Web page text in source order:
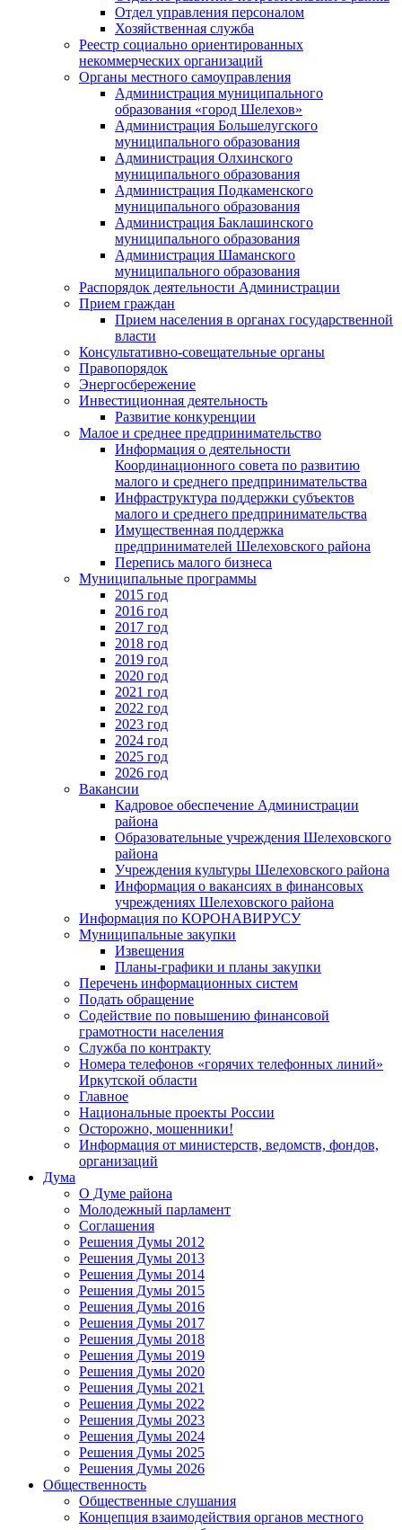
Отдел управления персоналом
Хозяйственная служба
Реестр социально ориентированных
некоммерческих организаций
Органы местного самоуправления
Администрация муниципального
образования «город Шелехов»
Администрация Большелугского
муниципального образования
Администрация Олхинского
муниципального образования
Администрация Подкаменского
муниципального образования
Администрация Баклашинского
муниципального образования
Администрация Шаманского
муниципального образования
Распорядок деятельности Администрации
Прием граждан
Прием населения в органах государственной
власти
Консультативно-совещательные органы
Правопорядок
Энергосбережение
Инвестиционная деятельность
Развитие конкуренции
Малое и среднее предпринимательство
Информация о деятельности
Координационного совета по развитию
малого и среднего предпринимательства
Инфраструктура поддержки субъектов
малого и среднего предпринимательства
Имущественная поддержка
предпринимателей Шелеховского района
Перепись малого бизнеса
Муниципальные программы
2015 год
2016 год
2017 год
2018 год
2019 год
2020 год
2021 год
2022 год
2023 год
2024 год
2025 год
2026 год
Вакансии
Кадровое обеспечение Администрации
района
Образовательные учреждения Шелеховского
района
Учреждения культуры Шелеховского района
Информация о вакансиях в финансовых
учреждениях Шелеховского района
Информация по КОРОНАВИРУСУ
Муниципальные закупки
Извещения
Планы-графики и планы закупки
Перечень информационных систем
Подать обращение
Содействие по повышению финансовой
грамотности населения
Служба по контракту
Номера телефонов «горячих телефонных линий»
Иркутской области
Главное
Национальные проекты России
Осторожно, мошенники!
Информация от министерств, ведомств, фондов,
организаций
Дума
О Думе района
Молодежный парламент
Соглашения
Решения Думы 2012
Решения Думы 2013
Решения Думы 2014
Решения Думы 2015
Решения Думы 2016
Решения Думы 2017
Решения Думы 2018
Решения Думы 2019
Решения Думы 2020
Решения Думы 2021
Решения Думы 2022
Решения Думы 2023
Решения Думы 2024
Решения Думы 2025
Решения Думы 2026
Общественность
Общественные слушания
Концепция взаимодействия органов местного